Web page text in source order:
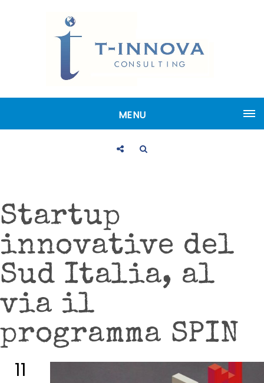
MENU
Startup
innovative del
Sud Italia, al
via il
programma SPIN
11